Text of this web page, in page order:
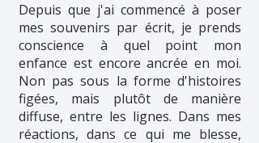
Depuis que j'ai commencé à poser
mes souvenirs par écrit, je prends
conscience à quel point mon
enfance est encore ancrée en moi.
Non pas sous la forme d'histoires
figées, mais plutôt de manière
diffuse, entre les lignes. Dans mes
réactions, dans ce qui me blesse,